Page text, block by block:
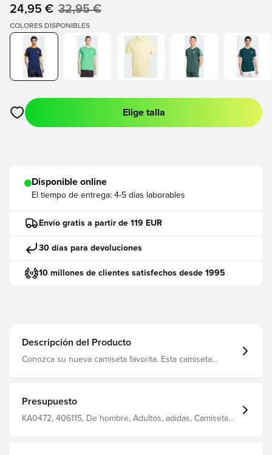
24,95 € 32,95 €
COLORES DISPONIBLES
Abre un modal para iniciar sesión o registrarse como miembro
Elige talla
Disponible online
El tiempo de entrega: 4-5 días laborables
Envío gratis a partir de 119 EUR
30 días para devoluciones
10 millones de clientes satisfechos desde 1995
Descripción del Producto
Conozca su nueva camiseta favorita. Esta camiseta
esfuerzo. Está hecho de algodón suave para mantenerlo
en forma. Nuestros productos de algodón apoyan una
producción de algodón más sostenible. Corte ajustado
Presupuesto
KA0472, 406115, De hombre, Adultos, adidas, Camisetas,